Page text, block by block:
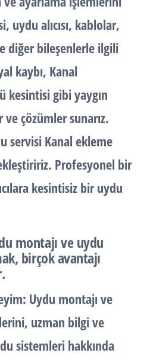
uydu alıcısı, kablolar,
diğer bileşenlerle ilgili
kaybı, Kanal
kesintisi gibi yaygın
çözümler sunarız.
servisi Kanal ekleme
Profesyonel bir
kesintisiz bir uydu
montajı ve uydu
birçok avantajı
Uydu montajı ve
uzman bilgi ve
sistemleri hakkında